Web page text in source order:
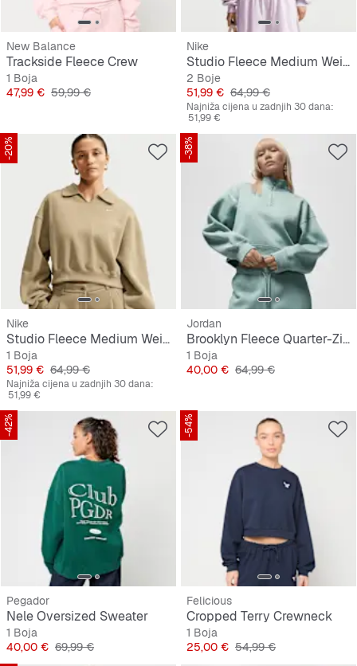
New Balance
Trackside Fleece Crew
1 Boja
Cijena
47,99 € Originalna cijena
59,99 €
Nike
Studio Fleece Medium Weight Oversized 1/4-Zip Cropped Top
2 Boje
Cijena
51,99 € Originalna cijena
64,99 €
Najniža cijena u zadnjih 30 dana:
51,99 €
-20%
Nike
Studio Fleece Medium Weight Oversized Crop Polo
1 Boja
Cijena
51,99 € Originalna cijena
64,99 €
Najniža cijena u zadnjih 30 dana:
51,99 €
-38%
Jordan
Brooklyn Fleece Quarter-Zip Top
1 Boja
Cijena
40,00 € Originalna cijena
64,99 €
-42%
Pegador
Nele Oversized Sweater
1 Boja
Cijena
40,00 € Originalna cijena
69,99 €
-54%
Felicious
Cropped Terry Crewneck
1 Boja
Cijena
25,00 € Originalna cijena
54,99 €